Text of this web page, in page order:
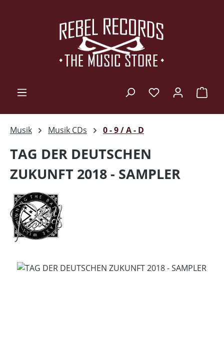
Musik Musik CDs 0 - 9 / A - D
TAG DER DEUTSCHEN
ZUKUNFT 2018 - SAMPLER
Bildergalerie überspringen